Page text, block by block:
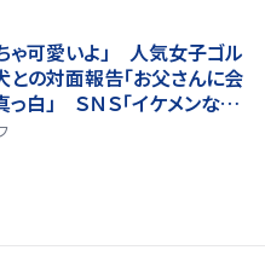
ちゃ可愛いよ」 人気女子ゴル
との対面報告「お父さんに会
白」 ＳＮＳ「イケメンなお
るんですか？」